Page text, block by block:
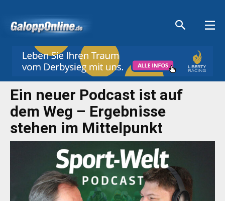
Ein neuer Podcast ist auf
dem Weg – Ergebnisse
stehen im Mittelpunkt